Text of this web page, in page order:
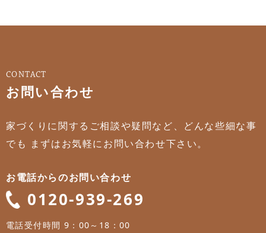
CONTACT
お問い合わせ
家づくりに関するご相談や疑問など、どんな些細な事
でも まずはお気軽にお問い合わせ下さい。
お電話からのお問い合わせ
0120-939-269
電話受付時間 9：00～18：00